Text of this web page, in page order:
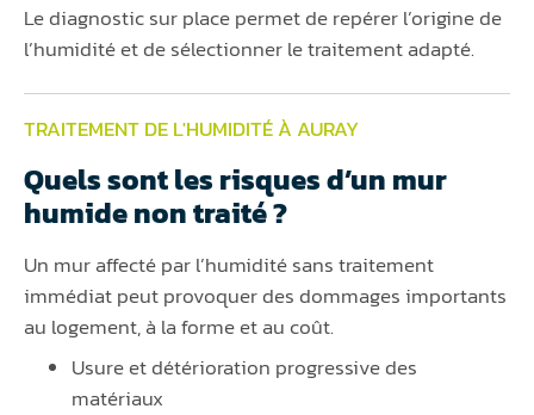
Le diagnostic sur place permet de repérer l’origine de
l’humidité et de sélectionner le traitement adapté.
TRAITEMENT DE L'HUMIDITÉ À AURAY
Quels sont les risques d’un mur
humide non traité ?
Un mur affecté par l’humidité sans traitement
immédiat peut provoquer des dommages importants
au logement, à la forme et au coût.
Usure et détérioration progressive des
matériaux